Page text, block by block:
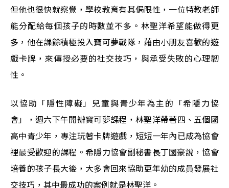
但他也很快就察覺，學校教育有其侷限性，一位特教老師
能分配給每個孩子的時數並不多。林聖洋希望能做得更
多，他在課餘積極投入寶可夢戰隊，藉由小朋友喜歡的遊
戲卡牌，來傳授必要的社交技巧，與承受失敗的心理韌
性。
以協助「隱性障礙」兒童與青少年為主的「希隱力協
會」，週六下午開辦寶可夢課程，林聖洋帶著四、五個國
高中青少年，專注玩著卡牌遊戲，短短一年內已成為協會
裡最受歡迎的課程。希隱力協會副秘書長丁國豪說，協會
培養的孩子長大後，大多會回來協助更年幼的成員發展社
交技巧，其中最成功的案例就是林聖洋。